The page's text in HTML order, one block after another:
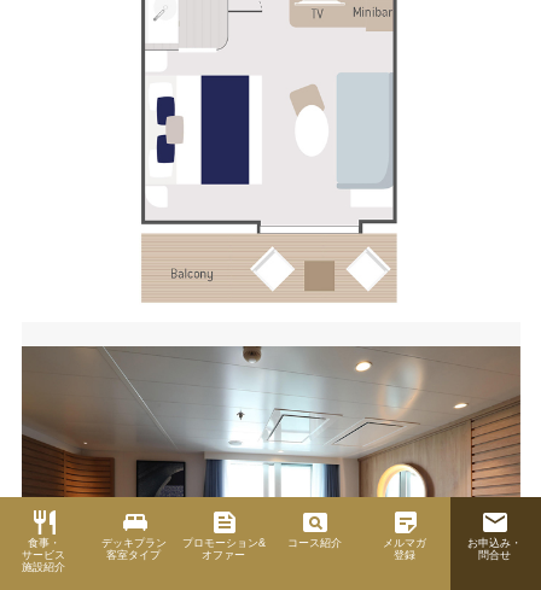
restaurant
食事・
サービス
施設紹介
king_bed
デッキプラン
客室タイプ
feed
プロモーション&
オファー
pageview
コース紹介
sticky_note_2
メルマガ
登録
email
お申込み・
問合せ